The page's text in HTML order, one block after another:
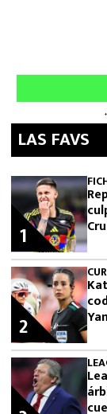
LAS FAVS
1
2